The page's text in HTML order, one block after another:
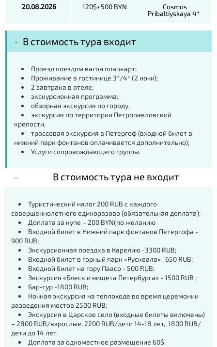
20.08.2026 120$+500 BYN
Cosmos
Pribaltiyskaya 4*
В стоимость тура входит
Проезд поездом вагон плацкарт;
Проживание в гостинице 3*/4* (2 ночи);
2 завтрака в отеле;
экскурсионная программа:
обзорная экскурсия по городу,
экскурсия по территории Петропавловской
крепости,
трассовая экскурсия в Петергоф (входной билет в
нижний парк фонтанов оплачивается дополнительно);
Услуги сопровождающего группы.
В стоимость тура не входит
Туристический налог 200 RUB с каждого
совершеннолетнего единоразово (обязательная доплата);
Доплата за купе – 200 BYN(по желанию
Входной билет в Нижний парк фонтанов Петергофа -
900 RUB;
Экскурсионная поездка в Карелию -3300 RUB;
Входной билет в горный парк «Рускеала» -650 RUB;
Входной билет на гору Паасо - 500 RUB;
Экскурсия «Блеск и нищета Петербурга» - 1500 RUB ;
Бар-тур -1800 RUB;
Ночная экскурсия на теплоходе во время церемонии
разведения мостов 2500 RUB;
Экскурсия в Царское село (входные билеты включены)
– 2800 RUB/взрослые, 2200 RUB/дети 14-18 лет, 1800 RUB/
дети до 14 лет.
Доплата за одноместное размещение 60$.